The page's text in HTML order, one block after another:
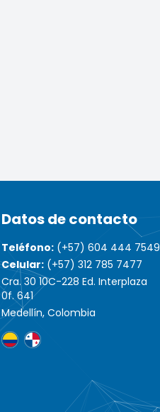
Datos de contacto
Teléfono:(+57) 604 444 7549
Celular:(+57) 312 785 7477
Cra. 30 10C-228 Ed. Interplaza
0f. 641
Medellín, Colombia